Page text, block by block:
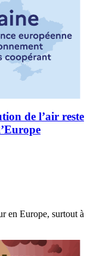
de l’air reste
en Europe, surtout à